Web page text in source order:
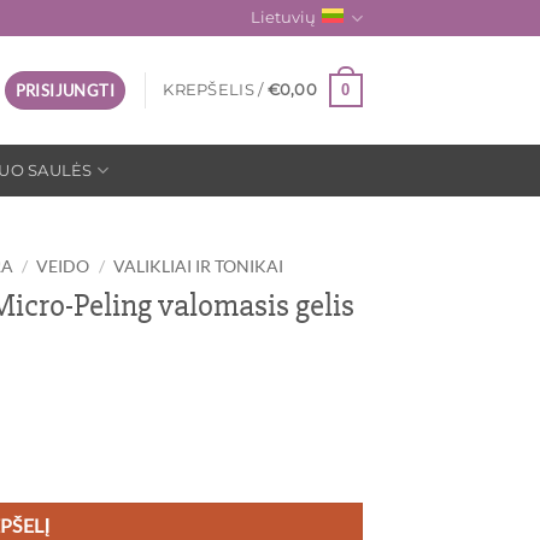
Lietuvių
PRISIJUNGTI KREPŠELIS / €0,00 0
SAULĖS
/ VEIDO / VALIKLIAI IR TONIKAI
Peling valomasis gelis